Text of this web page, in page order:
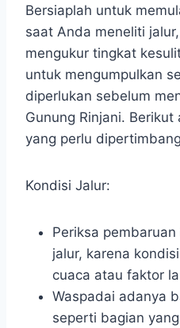
Bersiaplah untuk
saat Anda meneliti
mengukur tingkat
untuk mengumpulkan
diperlukan sebelum
Gunung Rinjani.
yang perlu
Kondisi Jalur:
Periksa
jalur, karena
cuaca atau faktor
Waspadai adanya
seperti bagian